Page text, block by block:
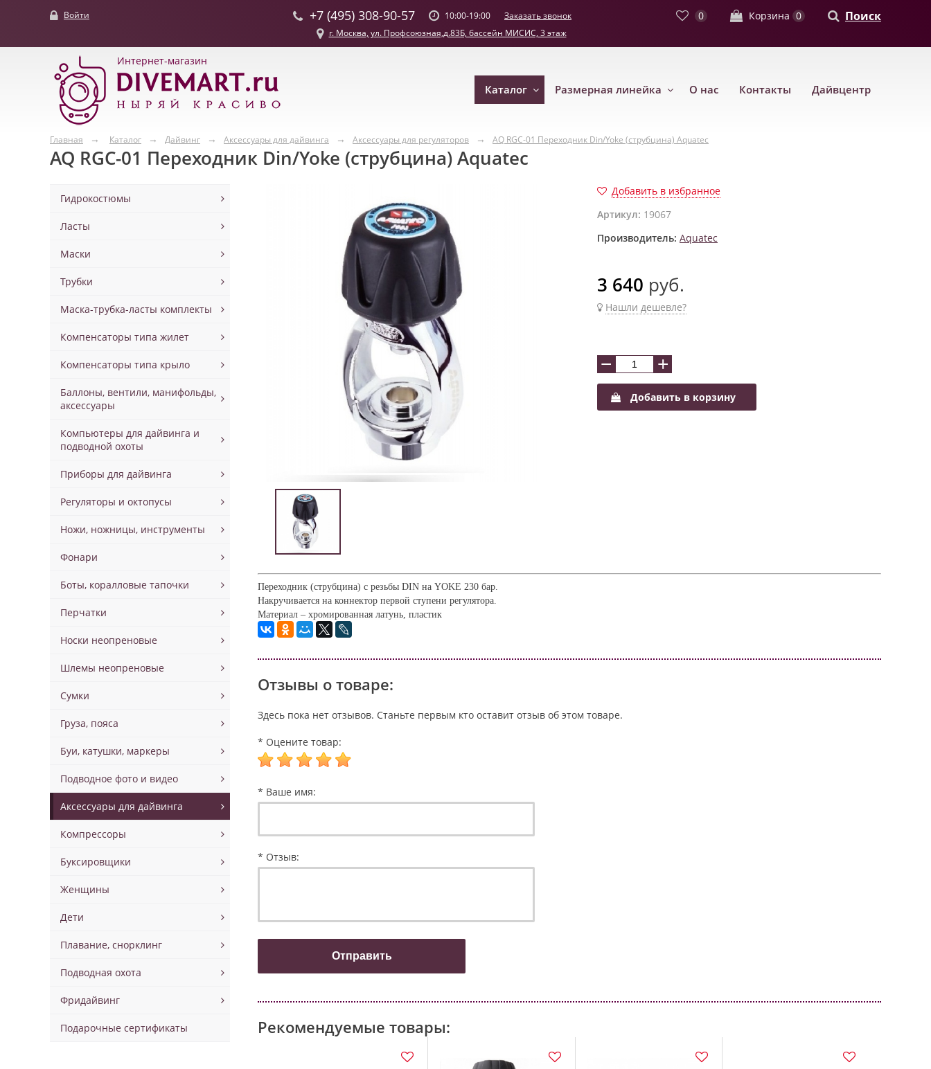
Войти +7 (495) 308-90-57 10:00-19:00 Заказать звонок 0 Корзина 0 Поиск
г. Москва, ул. Профсоюзная,д.83Б, бассейн МИСИС, 3 этаж
Интернет-магазин
Каталог Размерная линейка О нас Контакты Дайвцентр
Главная Каталог Дайвинг Аксессуары для дайвинга Аксессуары для регуляторов AQ RGC-01 Переходник Din/Yoke (струбцина) Aquatec
AQ RGC-01 Переходник Din/Yoke (струбцина) Aquatec
Гидрокостюмы
Ласты
Маски
Трубки
Маска-трубка-ласты комплекты
Компенсаторы типа жилет
Компенсаторы типа крыло
Баллоны, вентили, манифольды,
аксессуары
Компьютеры для дайвинга и
подводной охоты
Приборы для дайвинга
Регуляторы и октопусы
Ножи, ножницы, инструменты
Фонари
Боты, коралловые тапочки
Перчатки
Носки неопреновые
Шлемы неопреновые
Сумки
Груза, пояса
Буи, катушки, маркеры
Подводное фото и видео
Аксессуары для дайвинга
Компрессоры
Буксировщики
Женщины
Дети
Плавание, снорклинг
Подводная охота
Фридайвинг
Подарочные сертификаты
Добавить в избранное
Артикул: 19067
Производитель: Aquatec
3 640 руб.
Нашли дешевле?
− +
Добавить в корзину
Переходник (струбцина) с резьбы DIN на YOKE 230 бар.
Накручивается на коннектор первой ступени регулятора.
Материал – хромированная латунь, пластик
Отзывы о товаре:
Здесь пока нет отзывов. Станьте первым кто оставит отзыв об этом товаре.
* Оцените товар:
* Ваше имя:
* Отзыв:
Рекомендуемые товары: